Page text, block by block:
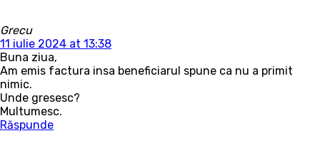
Grecu
11 iulie 2024 at 13:38
Buna ziua,
Am emis factura insa beneficiarul spune ca nu a primit
nimic.
Unde gresesc?
Multumesc.
Răspunde